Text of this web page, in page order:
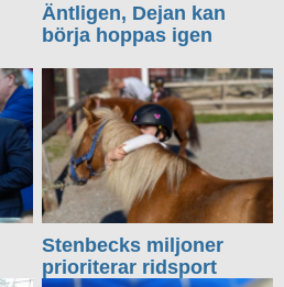
Äntligen, Dejan kan
börja hoppas igen
Stenbecks miljoner
prioriterar ridsport